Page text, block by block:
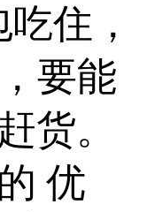
住，
要能
货。
优